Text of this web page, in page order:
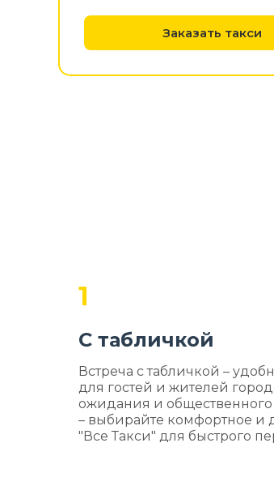
Заказать такси
1
С табличкой
Встреча с табличкой –
для гостей и жителей
ожидания и общественного
– выбирайте комфортное и
"Все Такси" для быстрого